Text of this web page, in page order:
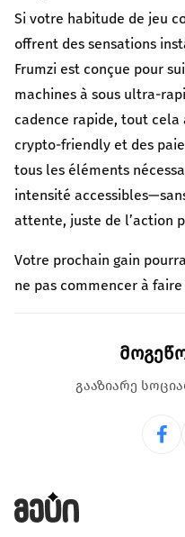
Si votre habitude de jeu
offrent des sensations
Frumzi est conçue pour
machines à sous ultra-
cadence rapide, tout cela
crypto-friendly et des
tous les éléments
intensité
attente, juste de l’action
Votre prochain gain
ne pas commencer à
გააზიარე